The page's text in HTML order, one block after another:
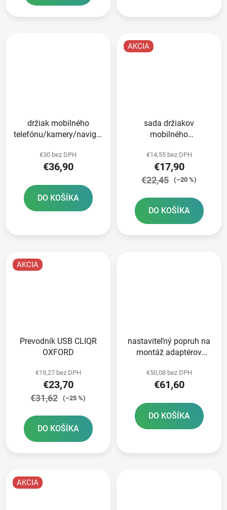
držiak mobilného
telefónu/kamery/navigácie
priemerom 22 mm
OXFORD
€30 bez DPH
€36,90
DO KOŠÍKA
AKCIA
sada držiakov
mobilného
CLIQR na montáž na
skrutky na riadidlách
OXFORD
€14,55 bez DPH
€17,90
€22,45 (–20 %)
DO KOŠÍKA
AKCIA
Prevodník USB CLIQR
OXFORD
€19,27 bez DPH
€23,70
€31,62 (–25 %)
DO KOŠÍKA
nastaviteľný popruh na
montáž adaptérov
sada na riadidlá
€50,08 bez DPH
€61,60
DO KOŠÍKA
AKCIA